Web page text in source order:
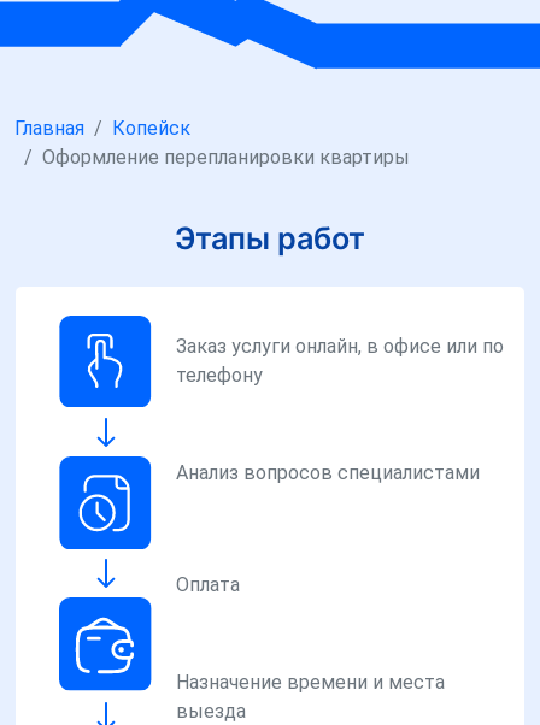
Главная
Копейск
Оформление перепланировки квартиры
Этапы работ
Заказ услуги онлайн, в офисе или по
телефону
Анализ вопросов специалистами
Оплата
Назначение времени и места
выезда